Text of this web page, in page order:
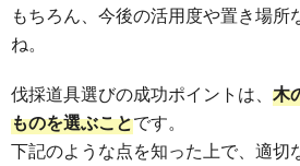
もちろん、今後の活用度や置き場所
ね。
伐採道具選びの成功ポイントは、 木
ものを選ぶことです。
下記のような点を知った上で、適切